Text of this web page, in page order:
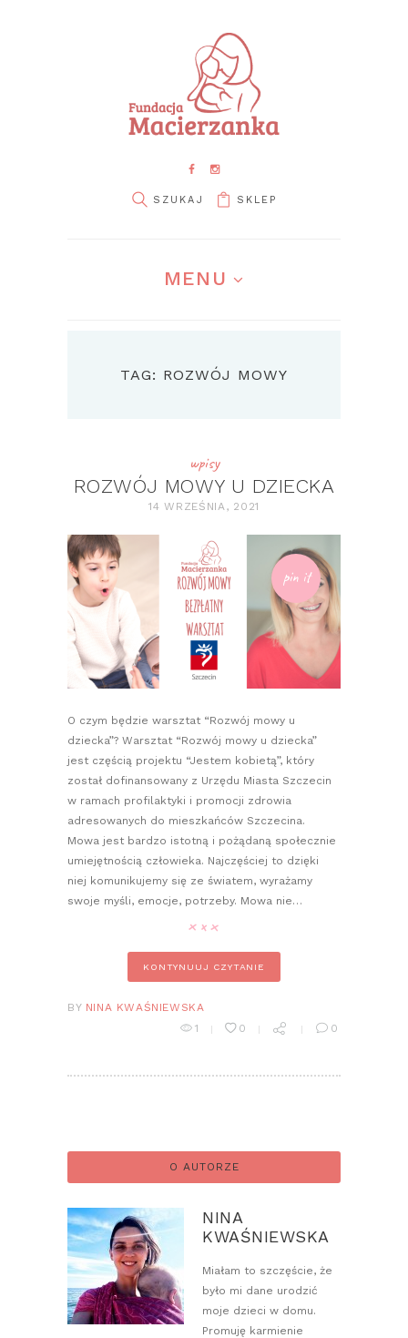
SKLEP
MENU
TAG: ROZWÓJ MOWY
wpisy
ROZWÓJ MOWY U DZIECKA
14 WRZEŚNIA, 2021
pin it
O czym będzie warsztat “Rozwój mowy u
dziecka”? Warsztat “Rozwój mowy u dziecka”
jest częścią projektu “Jestem kobietą”, który
został dofinansowany z Urzędu Miasta Szczecin
w ramach profilaktyki i promocji zdrowia
adresowanych do mieszkańców Szczecina.
Mowa jest bardzo istotną i pożądaną społecznie
umiejętnością człowieka. Najczęściej to dzięki
niej komunikujemy się ze światem, wyrażamy
swoje myśli, emocje, potrzeby. Mowa nie…
KONTYNUUJ CZYTANIE
BY NINA KWAŚNIEWSKA
1
0 0
O AUTORZE
NINA
KWAŚNIEWSKA
Miałam to szczęście, że
było mi dane urodzić
moje dzieci w domu.
Promuję karmienie